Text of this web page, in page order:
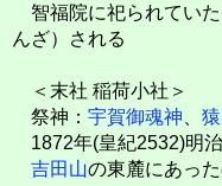
智福院に祀られてい
んざ）される
＜末社 稲荷小社＞
祭神： 宇賀御魂神
1872年(皇紀2532)明
吉田山の東麓にあっ